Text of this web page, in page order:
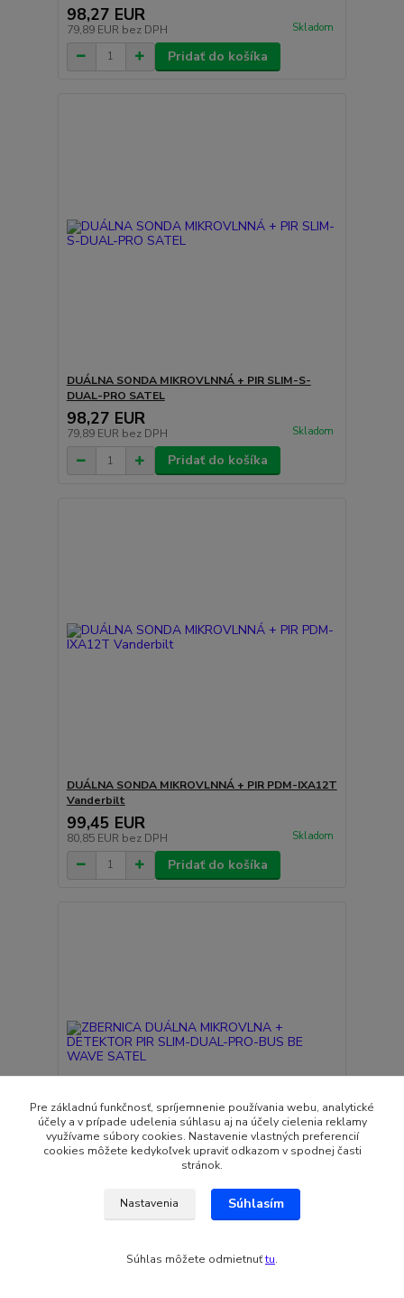
98,27 EUR
79,89 EUR bez DPH Skladom
Pridať do košíka
DUÁLNA SONDA MIKROVLNNÁ + PIR SLIM-S-
DUAL-PRO SATEL
98,27 EUR
79,89 EUR bez DPH Skladom
Pridať do košíka
DUÁLNA SONDA MIKROVLNNÁ + PIR PDM-IXA12T
Vanderbilt
99,45 EUR
80,85 EUR bez DPH Skladom
Pridať do košíka
ZBERNICA DUÁLNA MIKROVLNA + DETEKTOR PIR
SLIM-DUAL-PRO-BUS BE WAVE SATEL
99,83 EUR
Pridať do košíka
Pre základnú funkčnosť, spríjemnenie používania webu, analytické
účely a v prípade udelenia súhlasu aj na účely cielenia reklamy
využívame súbory cookies. Nastavenie vlastných preferencií
cookies môžete kedykoľvek upraviť odkazom v spodnej časti
stránok.
Nastavenia Súhlasím
Súhlas môžete odmietnuťtu.